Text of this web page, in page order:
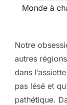
Monde à
Notre
autres
dans
pas lésé et
pathétique.